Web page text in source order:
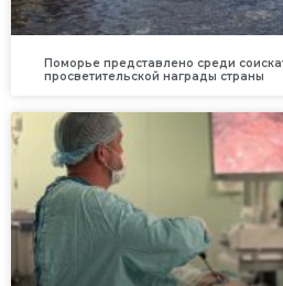
Поморье представлено среди
просветительской награды страны